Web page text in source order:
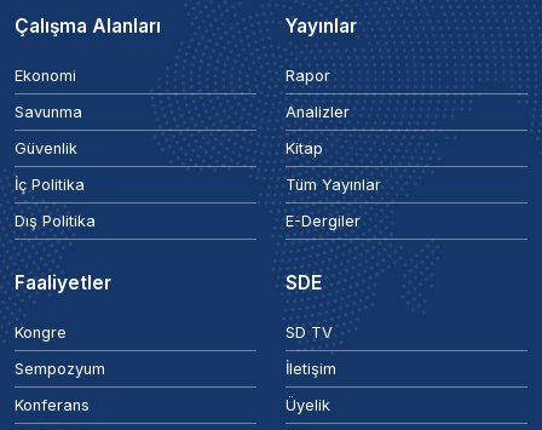
Çalışma Alanları
Ekonomi
Savunma
Güvenlik
İç Politika
Dış Politika
Yayınlar
Rapor
Analizler
Kitap
Tüm Yayınlar
E-Dergiler
Faaliyetler
Kongre
Sempozyum
Konferans
SDE
SD TV
İletişim
Üyelik